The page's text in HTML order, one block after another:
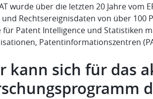
wurde über die letzten 20 Jahre
und Rechtsereignisdaten von über 100
für Patent Intelligence und Statistiken
Patentinformationszentren
kann sich für das